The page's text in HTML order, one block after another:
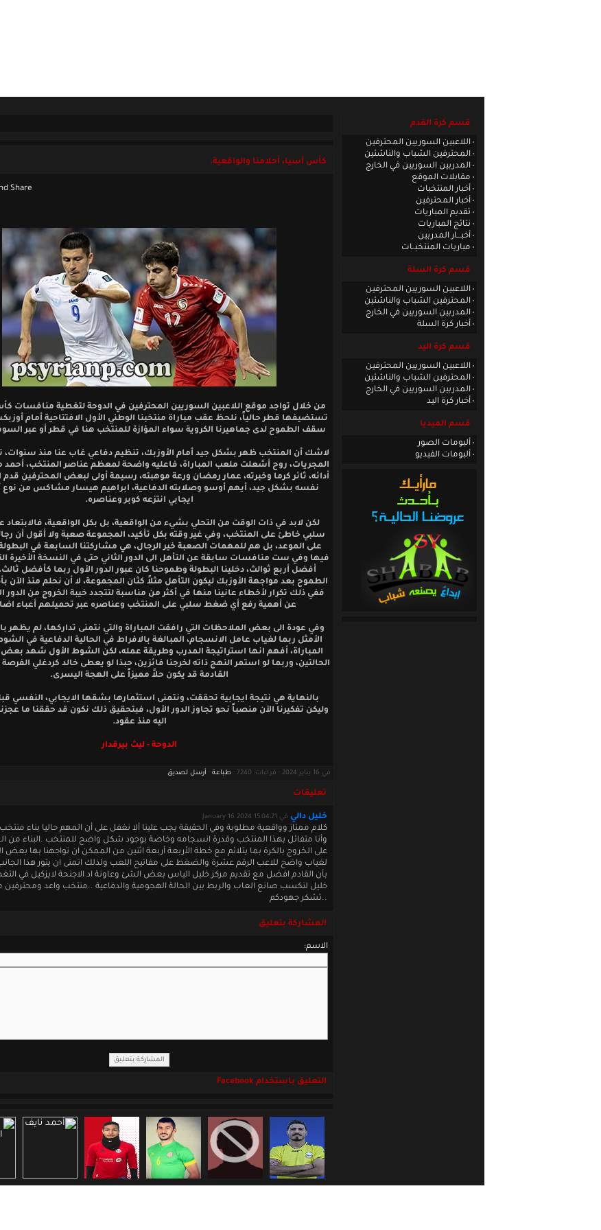
قسم كرة القدم
اللاعبين السوريين المحترفين
المحترفين الشباب والناشئين
المدربين السوريين في الخارج
مقابلات الموقع
أخبار المنتخبات
أخبار المحترفين
تقديم المباريات
نتائج المباريات
أخبـــار المدربين
مباريات المنتخبــات
قسم كرة السلة
اللاعبين السوريين المحترفين
المحترفين الشباب والناشئين
المدربين السوريين في الخارج
أخبار كرة السلة
قسم كرة اليد
اللاعبين السوريين المحترفين
المحترفين الشباب والناشئين
المدربين السوريين في الخارج
أخبار كرة اليد
قسم الميديا
ألبومات الصور
ألبومات الفيديو
كأس آسيا، أحلامنا والواقعية.
من خلال تواجد موقع اللاعبين السوريين المحترفين في الدوحة لتغطية منافسات
تستضيفها قطر حالياً، نلحظ عقب مباراة منتخبنا الوطني الأول الافتتاحية أمام
سقف الطموح لدى جماهيرنا الكروية سواء المؤازة للمنتخب هنا في قطر أو عبر
لاشك أن المنتخب ظهر بشكل جيد أمام الأوزبك، تنظيم دفاعي غاب عنا منذ
المجريات، روح أشعلت ملعب المباراة، فاعليه واضحة لمعظم عناصر المنتخب،
أدائه، ثائر كرما وخبرته، عمار رمضان ورعة موهبته، رسيمة أولى لبعض المحترفين
نفسه بشكل جيد، أيهم أوسو وصلابته الدفاعية، ابراهيم هيسار مشاكس من نوع
ايجابي انتزعه كوبر وعناصره.
لكن لابد في ذات الوقت من التحلي بشيء من الواقعية، بل بكل الواقعية،
سلبي خاطئ على المنتخب، وفي غير وقته بكل تأكيد، المجموعة صعبة ولا أقول أن
على الموعد، بل هم للمهمات الصعبة خير الرجال، هي مشاركتنا السابعة في البطولة
فيها وفي ست منافسات سابقة عن التأهل الى الدور الثاني حتى في النسخة الأخيرة
أفضل أربع ثوالث، دخلينا البطولة وطموحنا كان عبور الدور الأول ربما كأفضل
الطموح بعد مواجهة الأوزبك ليكون التأهل مثلاً كثان المجموعة، لا أن نحلم منذ الآن
ففي ذلك تكرار لأخطاء عانينا منها في أكثر من مناسبة لتتجدد خيبة الخروج من الدور
عن أهمية رفع أي ضغط سلبي على المنتخب وعناصره عبر تحميلهم أعباء
وفي عودة الى بعض الملاحظات التي رافقت المباراة والتي نتمنى تداركها، لم يظهر
الأمثل ربما لغياب عامل الانسجام، المبالغة بالافراط في الحالية الدفاعية في
المباراة، أفهم انها استراتيجة المدرب وطريقة عمله، لكن الشوط الأول شهد بعض
الحالتين، وربما لو استمر النهج ذاته لخرجنا فائزين، حبذا لو يعطى خالد كردغلي
القادمة قد يكون حلاً مميزاً على الهجة اليسرى.
بالنهاية هي نتيجة ايجابية تحققت، ونتمنى استثمارها بشقها الايجابي، النفسي
وليكن تفكيرنا الآن منصباً نحو تجاوز الدور الأول، فبتحقيق ذلك نكون قد حققنا ما
اليه منذ عقود.
الدوحة - ليث بيرقدار
في 16 يناير 2024 · قراءات: 7240 · طباعة أرسل لصديق
تعليقات
خليل دالي في January 16 2024 15:04:21
كلام ممتاز وواقعية مطلوبة وفي الحقيقة يجب علينا ألا نغفل على أن المهم حاليا بناء
وأنا متفائل بهذا المنتخب وقدرة انسجامه وخاصة بوجود شكل واضح للمنتخب .البناء من
على الخروج بالكرة بما يتلائم مع خطة الأربعة أربعة اثنين من الممكن ان تواجهنا بها
لغياب واضح للاعب الرقم عشرة والضغط على مفاتيح اللعب ولذلك اتمنى ان يتور هذا الجانب
بأن القادم افضل مع تقديم مركز خليل الياس بعض الشئ وعاونة اد الاجنحة لايزكيل في
خليل لنكسب صانع العاب والربط بين الحالة الهجومية والدفاعية ..منتخب واعد ومحترفين
..تشكر جهودكم
المشاركة بتعليق
الاسم:
التعليق باستخدام Facebook